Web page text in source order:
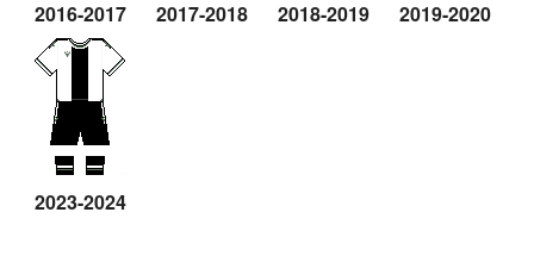
2016-2017 2017-2018 2018-2019 2019-2020
2023-2024